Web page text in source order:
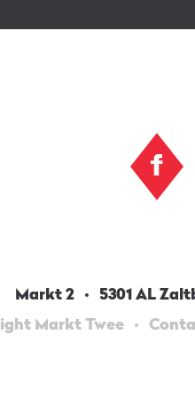
Markt 2 5301 AL
Markt Twee